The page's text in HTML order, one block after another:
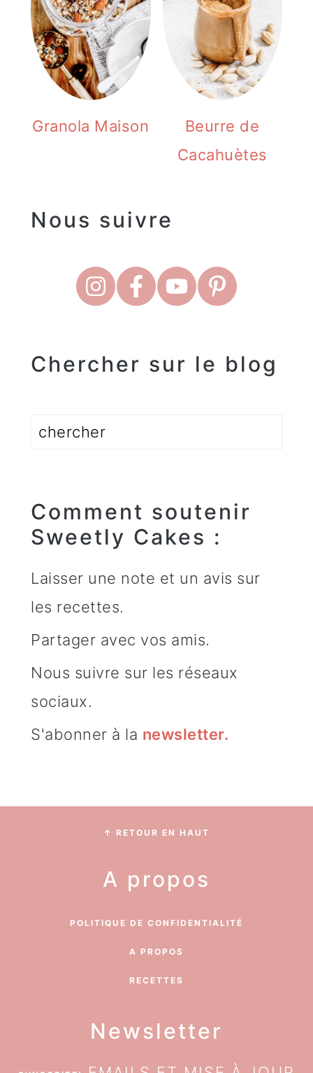
Granola Maison
Beurre de
Cacahuètes
Nous suivre
Chercher sur le blog
Comment soutenir
Sweetly Cakes :
Laisser une note et un avis sur
les recettes.
Partager avec vos amis.
Nous suivre sur les réseaux
sociaux.
S'abonner à la newsletter.
↑ RETOUR EN HAUT
A propos
POLITIQUE DE CONFIDENTIALITÉ
A PROPOS
RECETTES
Newsletter